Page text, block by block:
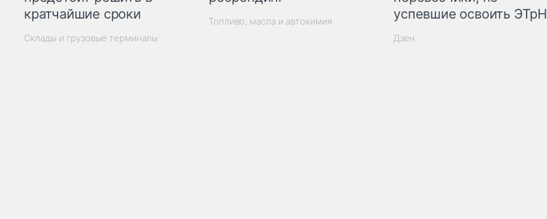
кратчайшие сроки
Склады и грузовые терминалы
Топливо, масла и автохимия
успевшие освоить ЭТрН
Дзен